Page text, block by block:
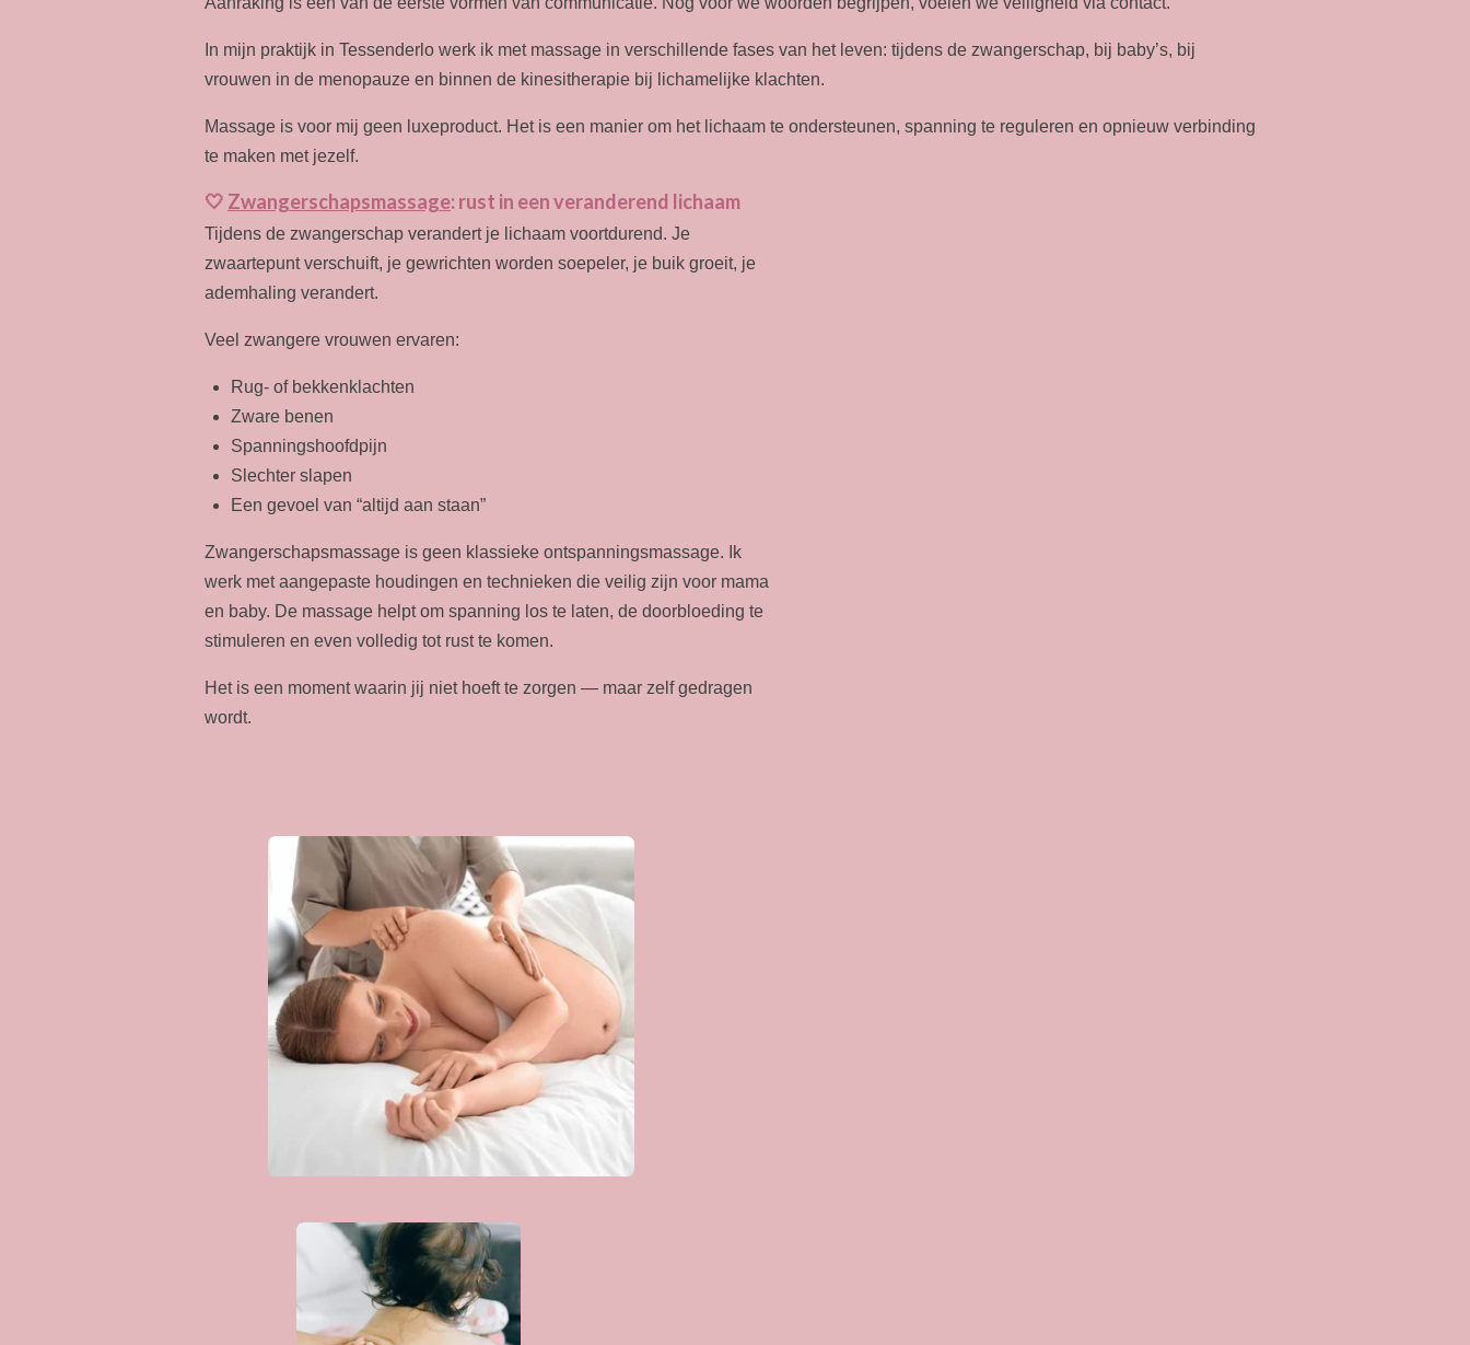
In mijn praktijk in Tessenderlo werk ik met massage in verschillende fases van het leven: tijdens de zwangerschap, bij baby’s, bij
vrouwen in de menopauze en binnen de kinesitherapie bij lichamelijke klachten.
Massage is voor mij geen luxeproduct. Het is een manier om het lichaam te ondersteunen, spanning te reguleren en opnieuw verbinding
te maken met jezelf.
🤍 Zwangerschapsmassage: rust in een veranderend lichaam
Tijdens de zwangerschap verandert je lichaam voortdurend. Je
zwaartepunt verschuift, je gewrichten worden soepeler, je buik groeit, je
ademhaling verandert.
Veel zwangere vrouwen ervaren:
Rug- of bekkenklachten
Zware benen
Spanningshoofdpijn
Slechter slapen
Een gevoel van “altijd aan staan”
Zwangerschapsmassage is geen klassieke ontspanningsmassage. Ik
werk met aangepaste houdingen en technieken die veilig zijn voor mama
en baby. De massage helpt om spanning los te laten, de doorbloeding te
stimuleren en even volledig tot rust te komen.
Het is een moment waarin jij niet hoeft te zorgen — maar zelf gedragen
wordt.